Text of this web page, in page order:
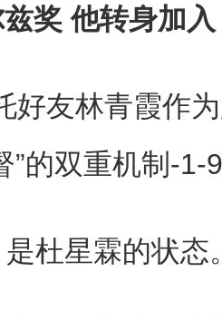
奖 他转身加
好友林青霞作
”的双重机制-1-
是杜星霖的状态